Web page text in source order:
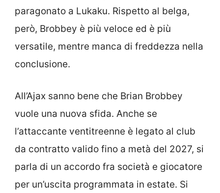
paragonato a Lukaku. Rispetto al belga,
però, Brobbey è più veloce ed è più
versatile, mentre manca di freddezza nella
conclusione.
All’Ajax sanno bene che Brian Brobbey
vuole una nuova sfida. Anche se
l’attaccante ventitreenne è legato al club
da contratto valido fino a metà del 2027, si
parla di un accordo fra società e giocatore
per un’uscita programmata in estate. Si